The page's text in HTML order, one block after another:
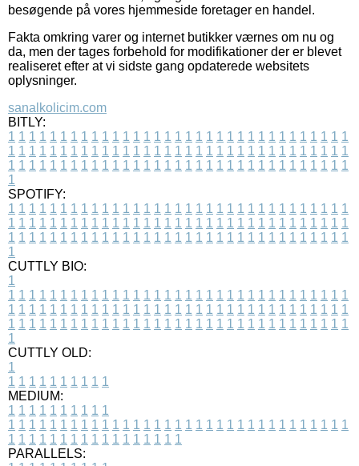
besøgende på vores hjemmeside foretager en handel.
Fakta omkring varer og internet butikker værnes om nu og
da, men der tages forbehold for modifikationer der er blevet
realiseret efter at vi sidste gang opdaterede websitets
oplysninger.
sanalkolicim.com
BITLY:
1 1 1 1 1 1 1 1 1 1 1 1 1 1 1 1 1 1 1 1 1 1 1 1 1 1 1 1 1 1 1 1 1
1 1 1 1 1 1 1 1 1 1 1 1 1 1 1 1 1 1 1 1 1 1 1 1 1 1 1 1 1 1 1 1 1
1 1 1 1 1 1 1 1 1 1 1 1 1 1 1 1 1 1 1 1 1 1 1 1 1 1 1 1 1 1 1 1 1
1
SPOTIFY:
1 1 1 1 1 1 1 1 1 1 1 1 1 1 1 1 1 1 1 1 1 1 1 1 1 1 1 1 1 1 1 1 1
1 1 1 1 1 1 1 1 1 1 1 1 1 1 1 1 1 1 1 1 1 1 1 1 1 1 1 1 1 1 1 1 1
1 1 1 1 1 1 1 1 1 1 1 1 1 1 1 1 1 1 1 1 1 1 1 1 1 1 1 1 1 1 1 1 1
1
CUTTLY BIO:
1
1 1 1 1 1 1 1 1 1 1 1 1 1 1 1 1 1 1 1 1 1 1 1 1 1 1 1 1 1 1 1 1 1
1 1 1 1 1 1 1 1 1 1 1 1 1 1 1 1 1 1 1 1 1 1 1 1 1 1 1 1 1 1 1 1 1
1 1 1 1 1 1 1 1 1 1 1 1 1 1 1 1 1 1 1 1 1 1 1 1 1 1 1 1 1 1 1 1 1
1
CUTTLY OLD:
1
1 1 1 1 1 1 1 1 1 1
MEDIUM:
1 1 1 1 1 1 1 1 1 1
1 1 1 1 1 1 1 1 1 1 1 1 1 1 1 1 1 1 1 1 1 1 1 1 1 1 1 1 1 1 1 1 1
1 1 1 1 1 1 1 1 1 1 1 1 1 1 1 1 1
PARALLELS: